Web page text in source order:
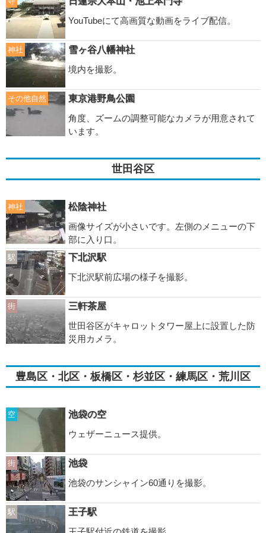
YouTubeにて高画質な動画をライブ配信。
神社
雪ヶ谷八幡神社
境内を撮影。
その他自然
東京港野鳥公園
角度、ズームの調整可能なカメラが用意されて
います。
世田谷区
神社
松陰神社
画像サイズが小さいです。左側のメニューの下
部に入り口。
駅
下北沢駅
下北沢駅前広場の様子を撮影。
街
三軒茶屋
世田谷区がキャロットタワー屋上に設置した防
災用カメラ。
豊島区・北区・板橋区・杉並区・練馬区・荒川区
空
池袋の空
ウェザーニュース提供。
街
池袋
池袋のサンシャイン60通りを撮影。
駅
王子駅